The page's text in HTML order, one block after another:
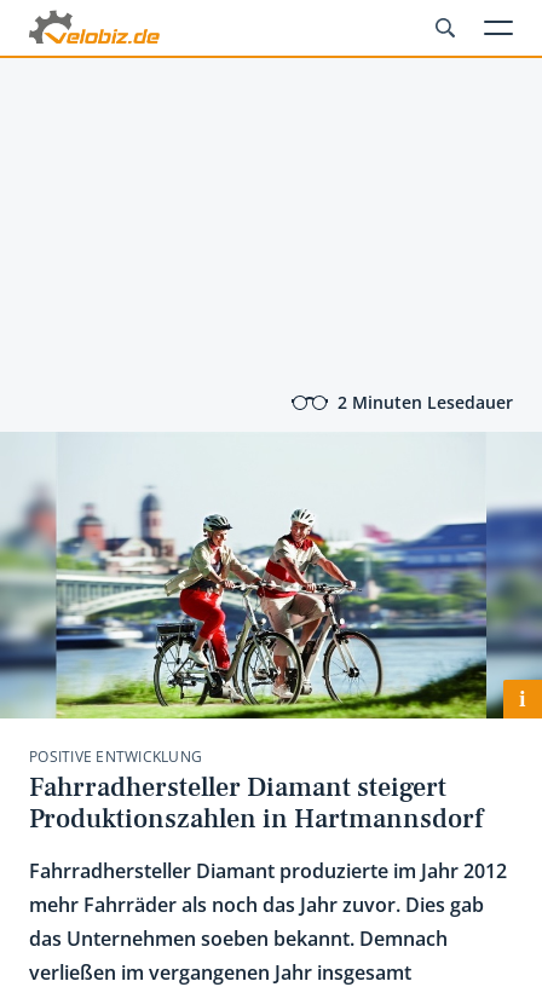
2 Minuten Lesedauer
i
POSITIVE ENTWICKLUNG
Fahrradhersteller Diamant steigert
Produktionszahlen in Hartmannsdorf
Fahrradhersteller Diamant produzierte im Jahr 2012
mehr Fahrräder als noch das Jahr zuvor. Dies gab
das Unternehmen soeben bekannt. Demnach
verließen im vergangenen Jahr insgesamt